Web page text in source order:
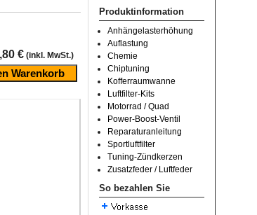
Produktinformation
Anhängelasterhöhung
Auflastung
Chemie
Chiptuning
Kofferraumwanne
Luftfilter-Kits
Motorrad / Quad
Power-Boost-Ventil
Reparaturanleitung
Sportluftfilter
Tuning-Zündkerzen
Zusatzfeder / Luftfeder
So bezahlen Sie
€ (inkl. MwSt.)